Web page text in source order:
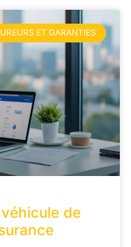
ET GARANTIES
de